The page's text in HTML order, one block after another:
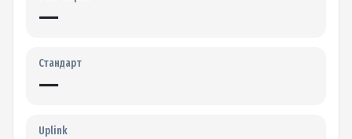
—
Стандарт
—
Uplink